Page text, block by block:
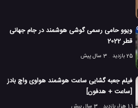
ویوو حامی رسمی گوشی هوشمند در جام جهانی
قطر 2022
25 بازدید
3 سال پیش
فیلم جعبه گشایی ساعت هوشمند هواوی واچ بادز
[ساعت + هدفون]